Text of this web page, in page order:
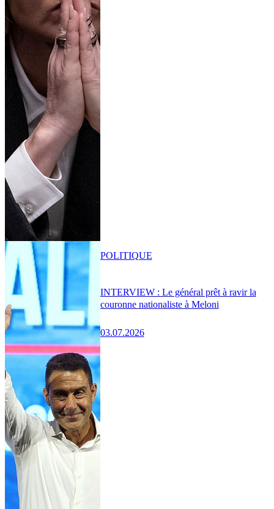
INTERVIEW : Le général prêt à ravir la
couronne nationaliste à Meloni
03.07.2026
POLITIQUE